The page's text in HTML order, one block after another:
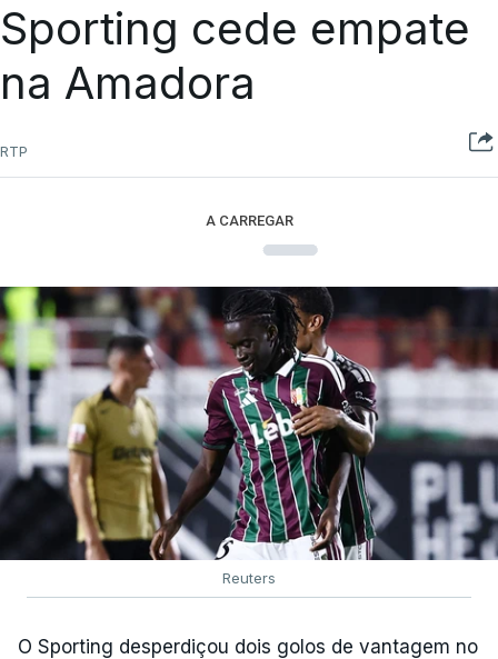
Sporting cede empate
na Amadora
RTP
A CARREGAR
Reuters
O Sporting desperdiçou dois golos de vantagem no